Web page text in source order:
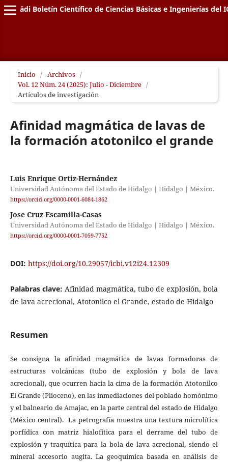
Pädi Boletín Científico de Ciencias Básicas e Ingenierías del
Inicio / Archivos /
Vol. 12 Núm. 24 (2025): Julio - Diciembre /
Artículos de investigación
Afinidad magmática de lavas de
la formación atotonilco el grande
Luis Enrique Ortiz-Hernández
Universidad Autónoma del Estado de Hidalgo | Hidalgo | México.
https://orcid.org/0000-0001-6084-1862
Jose Cruz Escamilla-Casas
Universidad Autónoma del Estado de Hidalgo | Hidalgo | México.
https://orcid.org/0000-0001-7059-7752
DOI: https://doi.org/10.29057/icbi.v12i24.12309
Palabras clave: Afinidad magmática, tubo de explosión, bola
de lava acrecional, Atotonilco el Grande, estado de Hidalgo
Resumen
Se consigna la afinidad magmática de lavas formadoras de
estructuras volcánicas (tubo de explosión y bola de lava
acrecional), que ocurren hacia la cima de la formación Atotonilco
El Grande (Plioceno), en las inmediaciones del poblado homónimo
y el balneario de Amajac, en la parte central del estado de Hidalgo
(México central). La petrografía muestra una textura microlítica
porfídica con matriz hialofítica para el derrame del tubo de
explosión y traquítica para la bola de lava acrecional, siendo el
mineral accesorio augita. La geoquímica basada en análisis de